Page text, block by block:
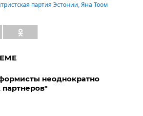
партия Эстонии,Яна Тоом
неоднократно